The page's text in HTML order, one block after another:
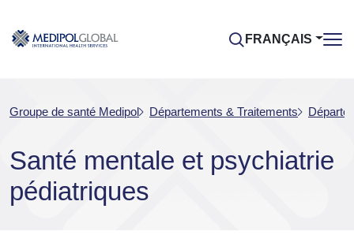
FRANÇAIS
Groupe de santé Medipol Départements & Traitements
Santé mentale et psychiatrie
pédiatriques